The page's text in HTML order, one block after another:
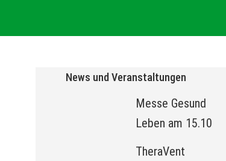
News und Veranstaltungen
Messe Gesund
Leben am 15.10
TheraVent